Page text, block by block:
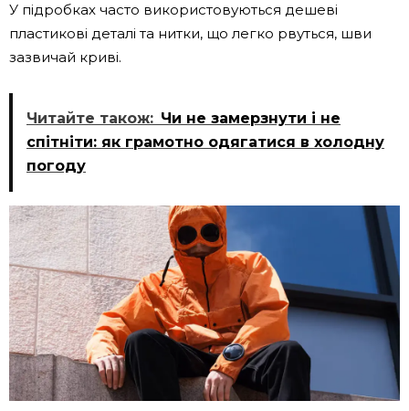
У підробках часто використовуються дешеві
пластикові деталі та нитки, що легко рвуться, шви
зазвичай криві.
Читайте також: Чи не замерзнути і не
спітніти: як грамотно одягатися в холодну
погоду